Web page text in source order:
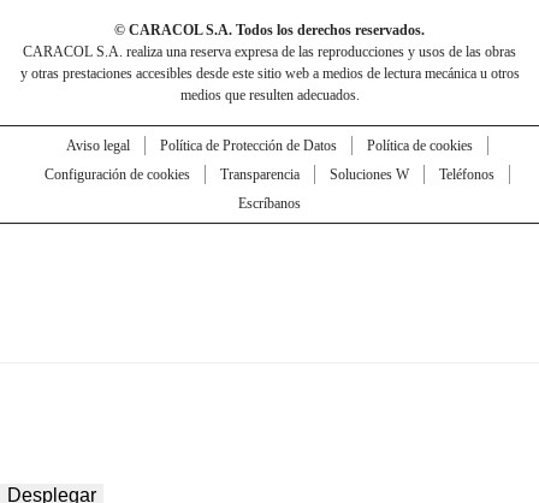
© CARACOL S.A. Todos los derechos reservados.
CARACOL S.A. realiza una reserva expresa de las reproducciones y usos de las obras
y otras prestaciones accesibles desde este sitio web a medios de lectura mecánica u otros
medios que resulten adecuados.
Aviso legal Política de Protección de Datos
Política de cookies
Configuración de cookies
Transparencia Soluciones W
Teléfonos
Escríbanos
Desplegar